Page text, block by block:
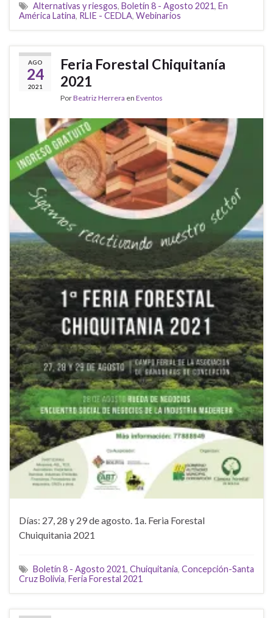
Alternativas y riesgos, Boletín 8 - Agosto 2021, En
América Latina, RLIE - CEDLA, Webinarios
AGO
24
2021
Feria Forestal Chiquitanía
2021
PorBeatriz Herrera en Eventos
Días: 27, 28 y 29 de agosto. 1a. Feria Forestal
Chuiquitania 2021
Boletín 8 - Agosto 2021, Chuiquitania, Concepción-Santa
Cruz Bolivia, Feria Forestal 2021